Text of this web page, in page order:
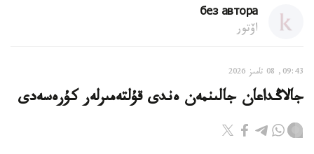
без автора
اۆتور
09:43, 08 تامىز 2026
جالاڭداعان جالىنمەن ەندى قۇلتەمىرلەر كۇرەسەدى